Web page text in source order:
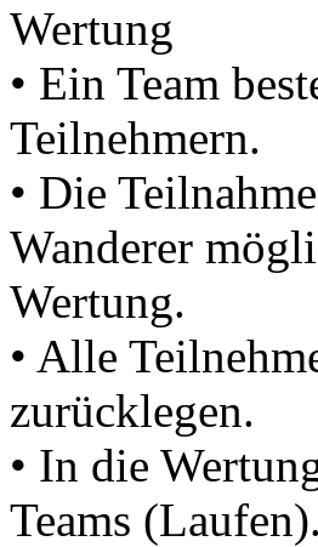
Wertung
• Ein Team
Teilnehmern.
• Die
Wanderer
Wertung.
• Alle
zurücklegen.
• In die
Teams (Laufen).